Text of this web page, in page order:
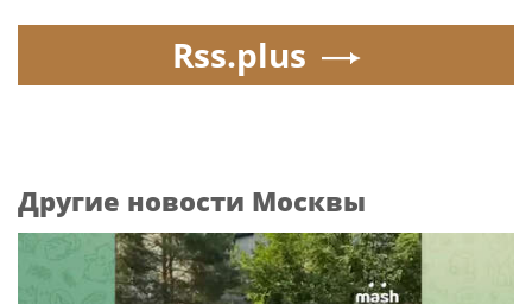
Rss.plus
Другие новости Москвы